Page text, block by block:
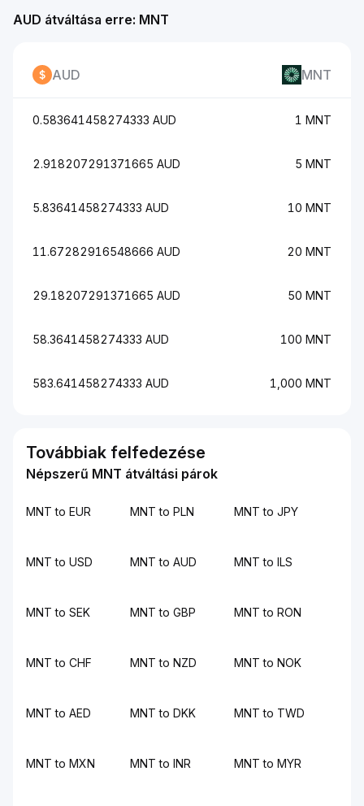
AUD átváltása erre: MNT
AUD MNT
0.583641458274333 AUD 1 MNT
2.918207291371665 AUD 5 MNT
5.83641458274333 AUD 10 MNT
11.67282916548666 AUD 20 MNT
29.18207291371665 AUD 50 MNT
58.3641458274333 AUD 100 MNT
583.641458274333 AUD 1,000 MNT
Továbbiak felfedezése
Népszerű MNT átváltási párok
MNT to EUR MNT to PLN MNT to JPY
MNT to USD MNT to AUD MNT to ILS
MNT to SEK MNT to GBP MNT to RON
MNT to CHF MNT to NZD MNT to NOK
MNT to AED MNT to DKK MNT to TWD
MNT to MXN MNT to INR MNT to MYR